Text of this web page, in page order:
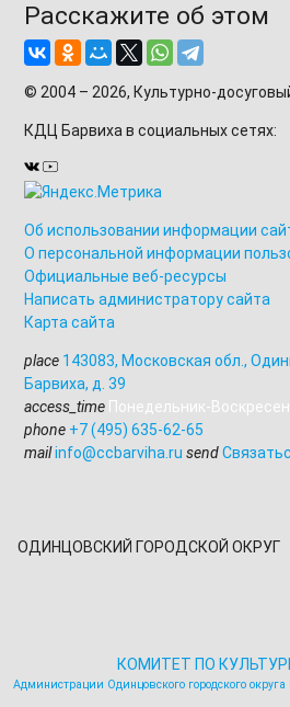
Расскажите об этом
© 2004 – 2026, Культурно-
КДЦ Барвихав социальных сетях:
Об использовании информации
О персональной информации
Официальные веб-ресурсы
Написать администратору сайта
Карта сайта
place 143083, Московская обл.,
Барвиха, д. 39
access_time Понедельник-
phone +7 (495) 635-62-65
mailinfo@ccbarviha.rusend
ОДИНЦОВСКИЙ ГОРОДСКОЙ ОКРУГ
КОМИТЕТ ПО
Администрации Одинцовского городского округа